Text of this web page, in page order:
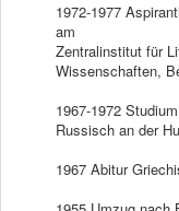
1972-1977
am
Zentralinstitut für
Wissenschaften,
1967-1972
Russisch an der
1967 Abitur